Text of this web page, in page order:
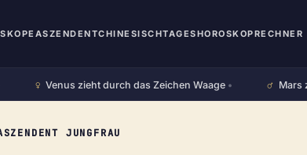
ASZENDENTCHINESISCHTAGESHOROSKOPRECHNER
Venus zieht durch das Zeichen Waage• Mars
JUNGFRAU